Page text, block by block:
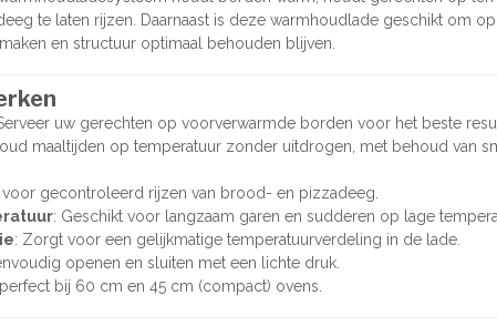
te laten rijzen. Daarnaast is deze warmhoudlade geschikt om
en structuur optimaal behouden blijven.
uw gerechten op voorverwarmde borden voor het beste
maaltijden op temperatuur zonder uitdrogen, met behoud van
voor gecontroleerd rijzen van brood- en pizzadeeg.
: Geschikt voor langzaam garen en sudderen op lage
: Zorgt voor een gelijkmatige temperatuurverdeling in de lade.
openen en sluiten met een lichte druk.
perfect bij 60 cm en 45 cm (compact) ovens.